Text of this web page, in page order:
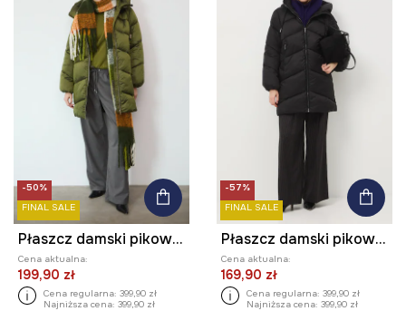
-50%
FINAL SALE
Płaszcz damski pikowany
Cena aktualna:
199,90 zł
Cena regularna: 399,90 zł
Najniższa cena: 399,90 zł
-57%
FINAL SALE
Płaszcz damski pikowany
Cena aktualna:
169,90 zł
Cena regularna: 399,90 zł
Najniższa cena: 399,90 zł